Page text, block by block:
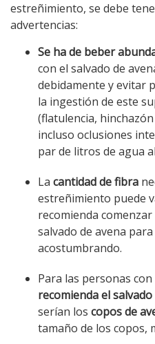
estreñimiento, se debe
advertencias:
Se ha de beber
con el salvado de
debidamente y evitar
la ingestión de este
(flatulencia,
incluso oclusiones
par de litros de agua
La cantidad de fibra
estreñimiento puede
recomienda
salvado de avena
acostumbrando.
Para las personas
recomienda el
serían los copos de
tamaño de los copos,